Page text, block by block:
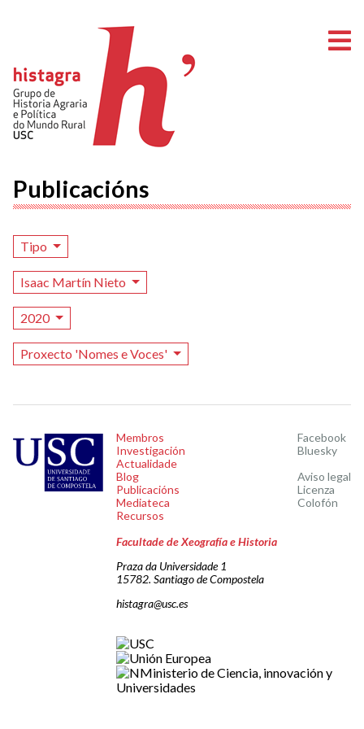
Publicacións
Tipo
Isaac Martín Nieto
2020
Proxecto 'Nomes e Voces'
Membros
Investigación
Actualidade
Blog
Publicacións
Mediateca
Recursos
Facebook
Bluesky
Aviso legal
Licenza
Colofón
Facultade de Xeografía e Historia
Praza da Universidade 1
15782. Santiago de Compostela
histagra@usc.es